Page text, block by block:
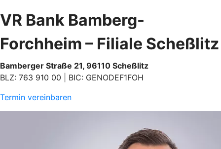
VR Bank Bamberg-
Forchheim – Filiale Scheßlitz
Bamberger Straße 21, 96110 Scheßlitz
BLZ: 763 910 00 | BIC: GENODEF1FOH
Termin vereinbaren